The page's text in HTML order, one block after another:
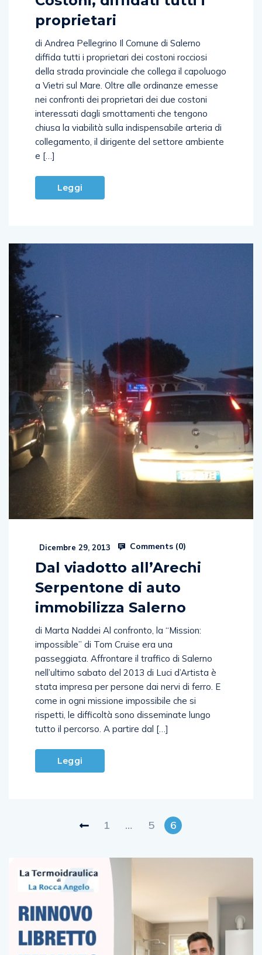
proprietari
di Andrea Pellegrino Il Comune di Salerno
diffida tutti i proprietari dei costoni rocciosi
della strada provinciale che collega il capoluogo
a Vietri sul Mare. Oltre alle ordinanze emesse
nei confronti dei proprietari dei due costoni
interessati dagli smottamenti che tengono
chiusa la viabilità sulla indispensabile arteria di
collegamento, il dirigente del settore ambiente
e […]
Leggi
Dicembre 29, 2013 Comments (0)
Dal viadotto all’Arechi
Serpentone di auto
immobilizza Salerno
di Marta Naddei Al confronto, la “Mission:
impossible” di Tom Cruise era una
passeggiata. Affrontare il traffico di Salerno
nell’ultimo sabato del 2013 di Luci d’Artista è
stata impresa per persone dai nervi di ferro. E
come in ogni missione impossibile che si
rispetti, le difficoltà sono disseminate lungo
tutto il percorso. A partire dal […]
Leggi
1 … 5 6